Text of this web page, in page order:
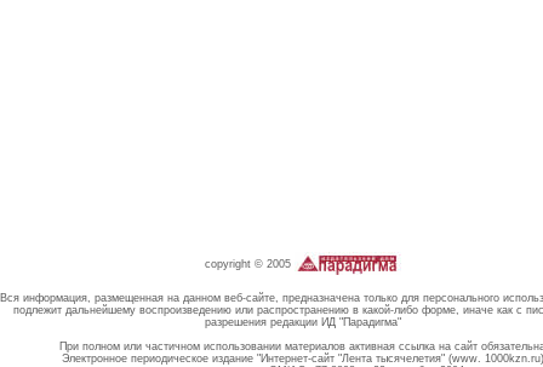
copyright © 2005
Вся информация, размещенная на данном веб-сайте, предназначена только для персонального
подлежит дальнейшему воспроизведению или распространению в какой-либо форме, иначе как с
разрешения редакции ИД "Парадигма"
При полном или частичном использовании материалов активная ссылка на сайт
Электронное периодическое издание "Интернет-сайт "Лента тысячелетия" (www. 1000kzn.ru)